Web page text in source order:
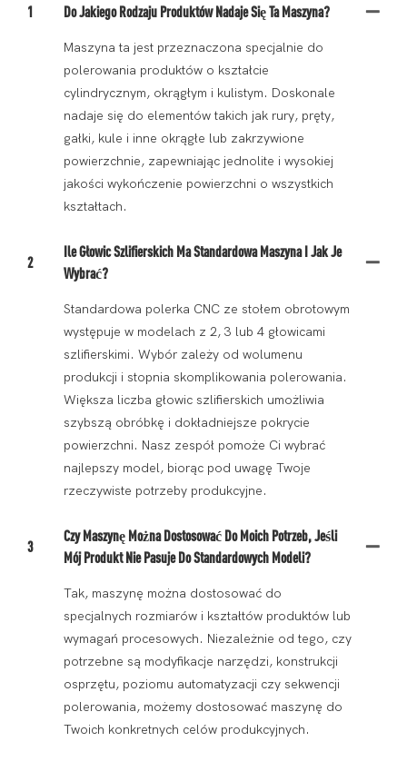
1 Do Jakiego Rodzaju Produktów Nadaje Się Ta Maszyna?
Maszyna ta jest przeznaczona specjalnie do
polerowania produktów o kształcie
cylindrycznym, okrągłym i kulistym. Doskonale
nadaje się do elementów takich jak rury, pręty,
gałki, kule i inne okrągłe lub zakrzywione
powierzchnie, zapewniając jednolite i wysokiej
jakości wykończenie powierzchni o wszystkich
kształtach.
2
Ile Głowic Szlifierskich Ma Standardowa Maszyna I Jak Je
Wybrać?
Standardowa polerka CNC ze stołem obrotowym
występuje w modelach z 2, 3 lub 4 głowicami
szlifierskimi. Wybór zależy od wolumenu
produkcji i stopnia skomplikowania polerowania.
Większa liczba głowic szlifierskich umożliwia
szybszą obróbkę i dokładniejsze pokrycie
powierzchni. Nasz zespół pomoże Ci wybrać
najlepszy model, biorąc pod uwagę Twoje
rzeczywiste potrzeby produkcyjne.
3
Czy Maszynę Można Dostosować Do Moich Potrzeb, Jeśli
Mój Produkt Nie Pasuje Do Standardowych Modeli?
Tak, maszynę można dostosować do
specjalnych rozmiarów i kształtów produktów lub
wymagań procesowych. Niezależnie od tego, czy
potrzebne są modyfikacje narzędzi, konstrukcji
osprzętu, poziomu automatyzacji czy sekwencji
polerowania, możemy dostosować maszynę do
Twoich konkretnych celów produkcyjnych.